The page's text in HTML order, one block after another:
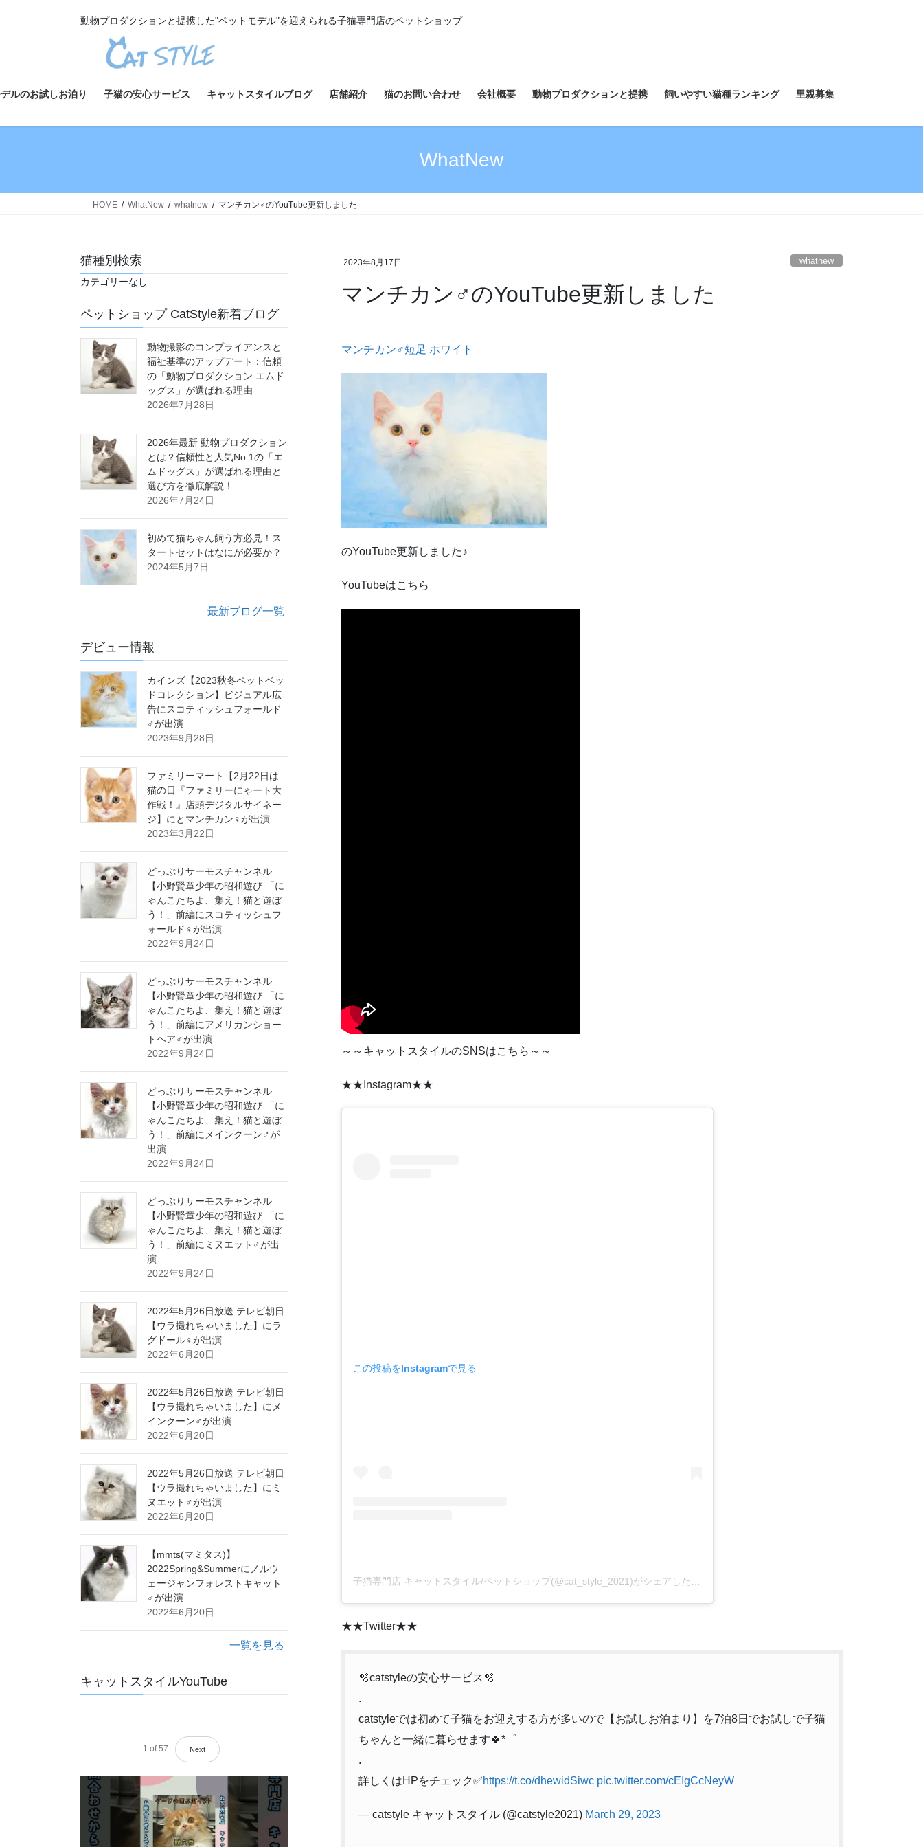
へ
ョ
動物プロダクションと提携した"ペットモデル"を迎えられる子猫専門店のペットショップ
ルのお試しお泊り 子猫の安心サービス キャットスタイルブログ 店舗紹介 猫のお問い合わせ 会社概要 動物プロダクションと提携 飼いやすい猫種ランキング 里親募集
WhatNew
HOME WhatNew whatnew マンチカン♂のYouTube更新しました
2023年8月17日 whatnew
マンチカン♂のYouTube更新しました
マンチカン♂短足 ホワイト
のYouTube更新しました♪
YouTubeはこちら
～～キャットスタイルのSNSはこちら～～
★★Instagram★★
この投稿をInstagramで見る
★★Twitter★★
🫧catstyleの安心サービス🫧
.
catstyleでは初めて子猫をお迎えする方が多いので【お試しお泊まり】を7泊8日でお試しで子猫
ちゃんと一緒に暮らせます🍀*゜
.
詳しくはHPをチェック✅https://t.co/dhewidSiwc pic.twitter.com/cEIgCcNeyW
— catstyle キャットスタイル (@catstyle2021) March 29, 2023
猫種別検索
カテゴリーなし
ペットショップ CatStyle新着ブログ
動物撮影のコンプライアンスと
福祉基準のアップデート：信頼
の「動物プロダクション エムド
ッグス」が選ばれる理由
2026年7月28日
2026年最新 動物プロダクション
とは？信頼性と人気No.1の「エ
ムドッグス」が選ばれる理由と
選び方を徹底解説！
2026年7月24日
初めて猫ちゃん飼う方必見！ス
タートセットはなにが必要か？
2024年5月7日
最新ブログ一覧
デビュー情報
カインズ【2023秋冬ペットベッ
ドコレクション】ビジュアル広
告にスコティッシュフォールド
♂が出演
2023年9月28日
ファミリーマート【2月22日は
猫の日『ファミリーにゃート大
作戦！』店頭デジタルサイネー
ジ】にとマンチカン♀が出演
2023年3月22日
どっぷりサーモスチャンネル
【小野賢章少年の昭和遊び 「に
ゃんこたちよ、集え！猫と遊ぼ
う！」前編にスコティッシュフ
ォールド♀が出演
2022年9月24日
どっぷりサーモスチャンネル
【小野賢章少年の昭和遊び 「に
ゃんこたちよ、集え！猫と遊ぼ
う！」前編にアメリカンショー
トヘア♂が出演
2022年9月24日
どっぷりサーモスチャンネル
【小野賢章少年の昭和遊び 「に
ゃんこたちよ、集え！猫と遊ぼ
う！」前編にメインクーン♂が
出演
2022年9月24日
どっぷりサーモスチャンネル
【小野賢章少年の昭和遊び 「に
ゃんこたちよ、集え！猫と遊ぼ
う！」前編にミヌエット♂が出
演
2022年9月24日
2022年5月26日放送 テレビ朝日
【ウラ撮れちゃいました】にラ
グドール♀が出演
2022年6月20日
2022年5月26日放送 テレビ朝日
【ウラ撮れちゃいました】にメ
インクーン♂が出演
2022年6月20日
2022年5月26日放送 テレビ朝日
【ウラ撮れちゃいました】にミ
ヌエット♂が出演
2022年6月20日
【mmts(マミタス)】
2022Spring&Summerにノルウ
ェージャンフォレストキャット
♂が出演
2022年6月20日
一覧を見る
キャットスタイルYouTube
1 of 57 Next